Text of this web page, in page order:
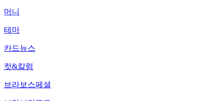
머니
테마
카드뉴스
컷&칼럼
브라보스페셜